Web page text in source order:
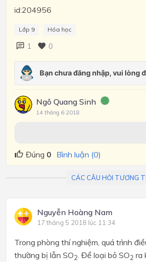
id:204956
Lớp 9 Hóa học
1 0
Ngô Quang Sinh
14 tháng 6 2018
Đúng 0 Bình luận (0)
CÁC CÂU HỎI TƯƠNG
Nguyễn Hoàng Nam
17 tháng 5 2018 lúc 11:34
Trong phòng thí nghiệm, quá trình
thường bị lẫn SO2 . Để loại bỏ SO2 ra